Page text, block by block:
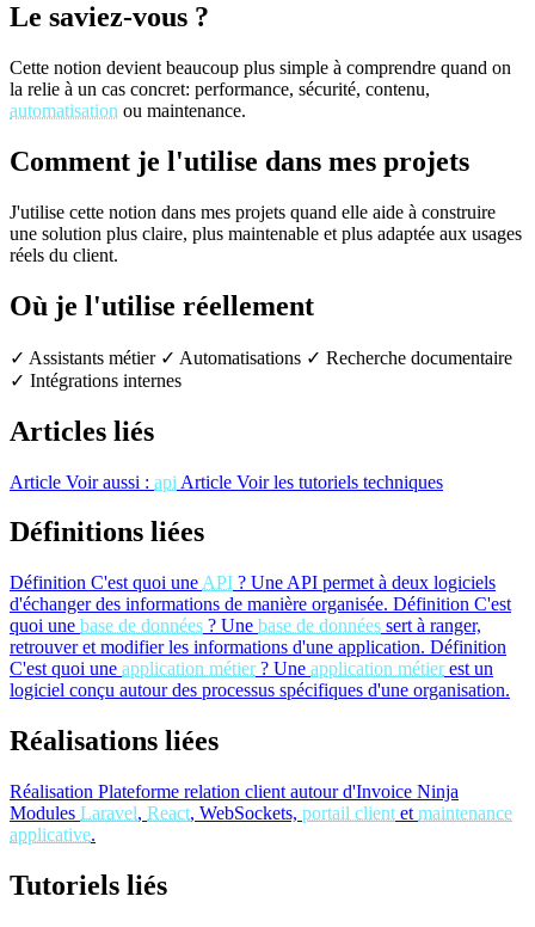
Le saviez-vous ?
Cette notion devient beaucoup plus simple à comprendre quand on
la relie à un cas concret: performance, sécurité, contenu,
automatisation ou maintenance.
Comment je l'utilise dans mes projets
J'utilise cette notion dans mes projets quand elle aide à construire
une solution plus claire, plus maintenable et plus adaptée aux usages
réels du client.
Où je l'utilise réellement
✓ Assistants métier ✓ Automatisations ✓ Recherche documentaire
✓ Intégrations internes
Articles liés
Article Voir aussi : api Article Voir les tutoriels techniques
Définitions liées
Définition C'est quoi une API ? Une API permet à deux logiciels
d'échanger des informations de manière organisée. Définition C'est
quoi une base de données ? Une base de données sert à ranger,
retrouver et modifier les informations d'une application. Définition
C'est quoi une application métier? Une application métierest un
logiciel conçu autour des processus spécifiques d'une organisation.
Réalisations liées
Réalisation Plateforme relation client autour d'Invoice Ninja
Modules Laravel, React, WebSockets, portail client et maintenance
applicative.
Tutoriels liés